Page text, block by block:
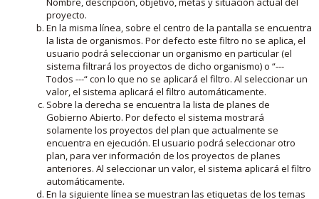
proyecto.
En la misma línea, sobre el centro de la pantalla se encuentra
la lista de organismos. Por defecto este filtro no se aplica, el
usuario podrá seleccionar un organismo en particular (el
sistema filtrará los proyectos de dicho organismo) o “---
Todos ---“ con lo que no se aplicará el filtro. Al seleccionar un
valor, el sistema aplicará el filtro automáticamente.
Sobre la derecha se encuentra la lista de planes de
Gobierno Abierto. Por defecto el sistema mostrará
solamente los proyectos del plan que actualmente se
encuentra en ejecución. El usuario podrá seleccionar otro
plan, para ver información de los proyectos de planes
anteriores. Al seleccionar un valor, el sistema aplicará el filtro
automáticamente.
En la siguiente línea se muestran las etiquetas de los temas